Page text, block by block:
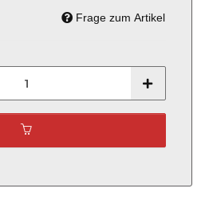
Frage zum Artikel